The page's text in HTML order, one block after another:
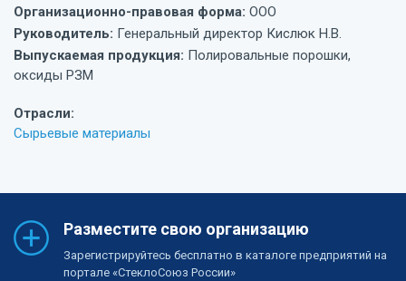
Организационно-правовая форма: ООО
Руководитель: Генеральный директор Кислюк Н.В.
Выпускаемая продукция: Полировальные порошки,
оксиды РЗМ
Отрасли:
Сырьевые материалы
Разместите свою организацию
Зарегистрируйтесь бесплатно в каталоге предприятий на
портале «СтеклоСоюз России»